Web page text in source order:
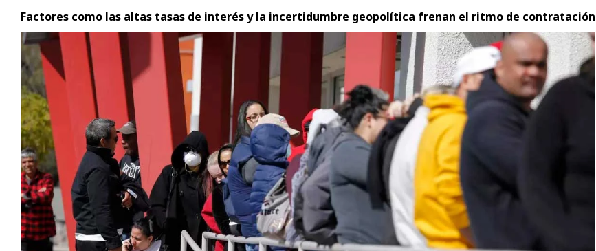
Factores como las altas tasas de interés y la incertidumbre geopolítica frenan el ritmo de contratación